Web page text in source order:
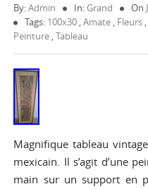
By:Admin In: Grand On
Tags: 100x30 ,Amate , Fleurs ,
Peinture ,Tableau
Magnifique tableau
mexicain. Il s’agit d’une
main sur un support en